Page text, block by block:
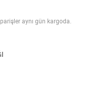
aynı gün kargoda.